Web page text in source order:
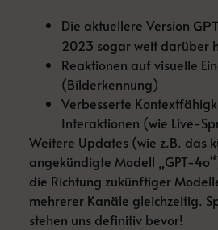
Die aktuellere Version
2023 sogar weit darüber
Reaktionen auf visuelle
(Bilderkennung)
Verbesserte
Interaktionen (wie Live-
Weitere Updates (wie z.B. das
angekündigte Modell „GPT-
die Richtung zukünftiger
mehrerer Kanäle gleichzeitig.
stehen uns definitiv bevor!